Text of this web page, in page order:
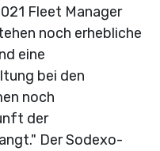
Fleet Manager
noch erhebliche
eine
bei den
noch
der
Der Sodexo-